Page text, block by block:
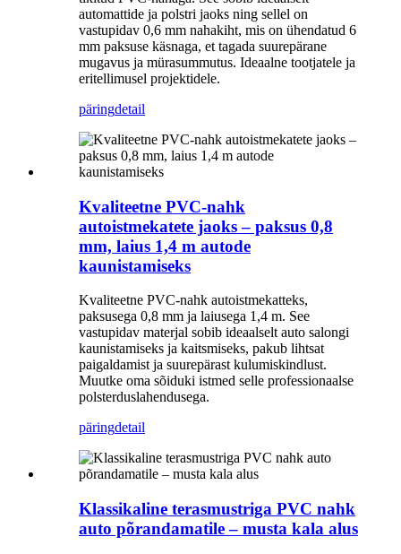
automattide ja polstri jaoks ning sellel on
vastupidav 0,6 mm nahakiht, mis on ühendatud 6
mm paksuse käsnaga, et tagada suurepärane
mugavus ja mürasummutus. Ideaalne tootjatele ja
eritellimusel projektidele.
päringdetail
Kvaliteetne PVC-nahk
autoistmekatete jaoks – paksus 0,8
mm, laius 1,4 m autode
kaunistamiseks
Kvaliteetne PVC-nahk autoistmekatteks,
paksusega 0,8 mm ja laiusega 1,4 m. See
vastupidav materjal sobib ideaalselt auto salongi
kaunistamiseks ja kaitsmiseks, pakub lihtsat
paigaldamist ja suurepärast kulumiskindlust.
Muutke oma sõiduki istmed selle professionaalse
polsterduslahendusega.
päringdetail
Klassikaline terasmustriga PVC nahk
auto põrandamatile – musta kala alus